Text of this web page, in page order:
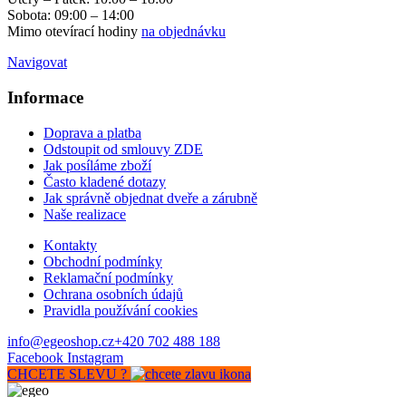
Sobota: 09:00 – 14:00
Mimo otevírací hodiny na objednávku
Navigovat
Informace
Doprava a platba
Odstoupit od smlouvy ZDE
Jak posíláme zboží
Často kladené dotazy
Jak správně objednat dveře a zárubně
Naše realizace
Kontakty
Obchodní podmínky
Reklamační podmínky
Ochrana osobních údajů
Pravidla používání cookies
info@egeoshop.cz+420 702 488 188
Facebook Instagram
CHCETE SLEVU ?